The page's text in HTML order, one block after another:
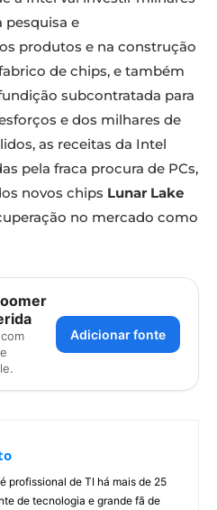
pesquisa e
produtos e na construção
de chips, e também
subcontratada para
e dos milhares de
as receitas da Intel
pela fraca procura de PCs,
novos chips Lunar Lake
no mercado como
Adicionar fonte
profissional de TI há mais de 25
de tecnologia e grande fã de